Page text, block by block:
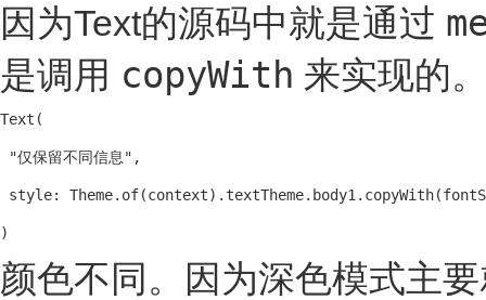
因为Text的源码中就是通过
是调用 copyWith 来实现的
Text(
"仅保留不同信息",
style:
)
颜色不同。因为深色模式主